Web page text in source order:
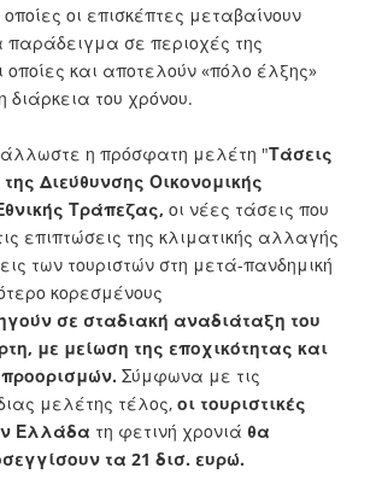
οποίες οι επισκέπτες μεταβαίνουν
παράδειγμα σε περιοχές της
οποίες και αποτελούν «πόλο έλξης»
διάρκεια του χρόνου.
η πρόσφατη μελέτη "Τάσεις
της Διεύθυνσης Οικονομικής
Τράπεζας, οι νέες τάσεις που
επιπτώσεις της κλιματικής αλλαγής
των τουριστών στη μετά-πανδημική
κορεσμένους
σε σταδιακή αναδιάταξη του
με μείωση της εποχικότητας και
Σύμφωνα με τις
μελέτης τέλος, οι τουριστικές
Ελλάδα τη φετινή χρονιά θα
τα 21 δισ. ευρώ.